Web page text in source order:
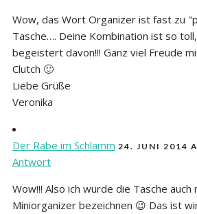
Wow, das Wort Organizer ist fast zu
Tasche…. Deine Kombination ist so
begeistert davon!!! Ganz viel Freude
Clutch 🙂
Liebe Grüße
Veronika
Der Rabe im Schlamm 24. JUNI 2014
Antwort
Wow!!! Also ich würde die Tasche auch
Miniorganizer bezeichnen 😉 Das ist